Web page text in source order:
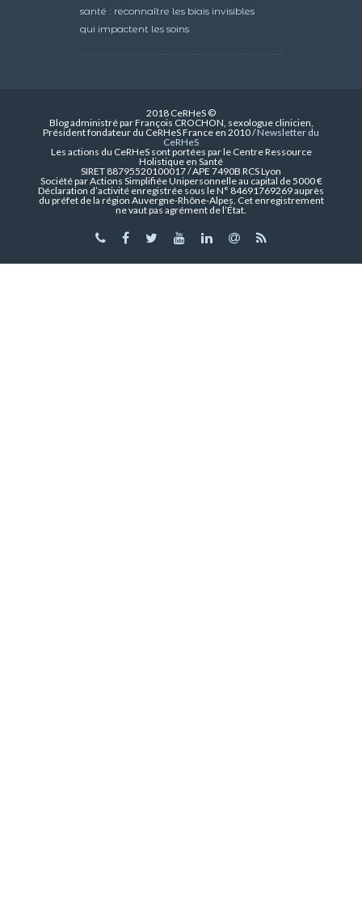
santé : reconnaître les biais invisibles
qui impactent les soins
2018 CeRHeS ©
Blog administré par François CROCHON, sexologue clinicien,
Président fondateur du CeRHeS France en 2010 /Newsletter du
CeRHeS
Les actions du CeRHeS sont portées par le Centre Ressource
Holistique en Santé
SIRET 88795520100017 / APE 7490B RCS Lyon
Société par Actions Simplifiée Unipersonnelle au capital de 5000 €
Déclaration d’activité enregistrée sous le N° 84691769269 auprès
du préfet de la région Auvergne-Rhône-Alpes. Cet enregistrement
ne vaut pas agrément de l’État.